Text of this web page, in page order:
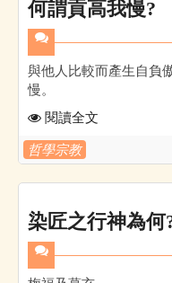
何謂貢高我慢?
與他人比較而產生自負
慢。
閱讀全文
哲學宗教
染匠之行神為何